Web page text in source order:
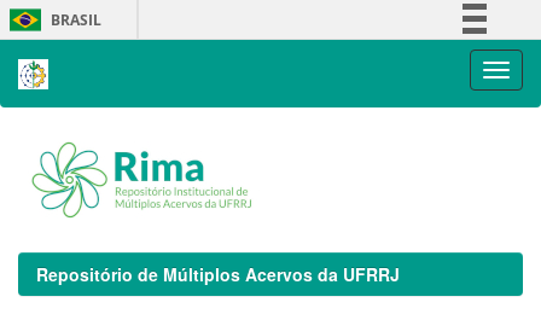
Skip
navigation
BRASIL
Repositório de Múltiplos Acervos da UFRRJ